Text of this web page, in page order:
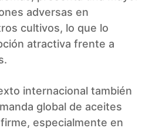
adversas en
cultivos, lo que lo
atractiva frente a
internacional también
global de aceites
especialmente en